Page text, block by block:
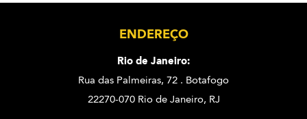
ENDEREÇO
Rio de Janeiro:
Rua das Palmeiras, 72 . Botafogo
22270-070 Rio de Janeiro, RJ